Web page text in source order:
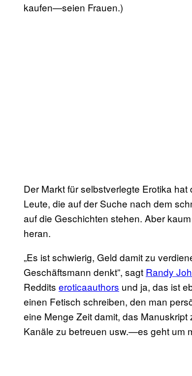
kaufen—seien Frauen.)
Der Markt für selbstverlegte Erotika
Leute, die auf der Suche nach dem
auf die Geschichten stehen. Aber
heran.
„Es ist schwierig, Geld damit zu
Geschäftsmann denkt”, sagt Randy
Reddits eroticaauthors und ja, das ist
einen Fetisch schreiben, den man
eine Menge Zeit damit, das
Kanäle zu betreuen usw.—es geht um